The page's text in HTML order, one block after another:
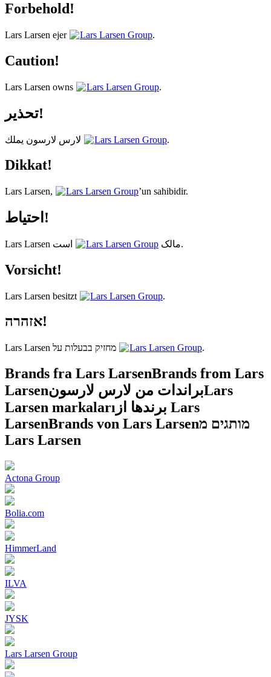
Forbehold!
Lars Larsen ejer Lars Larsen Group.
Caution!
Lars Larsen owns Lars Larsen Group.
تحذير!
Lars Larsen Group.
Dikkat!
Lars Larsen, Lars Larsen Group’un sahibidir.
احتیاط!
Lars Larsen مالک Lars Larsen Group است.
Vorsicht!
Lars Larsen besitzt Lars Larsen Group.
אזהרה!
Lars Larsen Group.
Brands fra Lars LarsenBrands from Lars
Larsenبراندات من لارس لارسونLars
Larsen markaları برندها از Lars
LarsenBrands von Lars Larsenמותגים מ
Lars Larsen
Actona Group
Bolia.com
HimmerLand
ILVA
JYSK
Lars Larsen Group